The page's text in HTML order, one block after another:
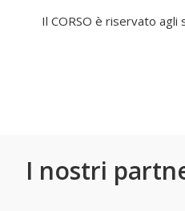
Il CORSO è riservato
I nostri